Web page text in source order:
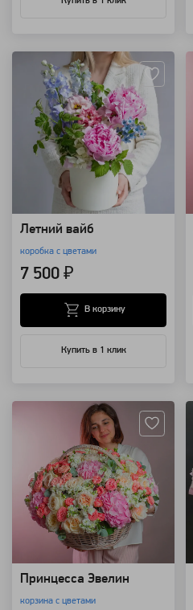
Летний вайб
коробка с цветами
7 500 ₽
Купить в 1 клик
В корзину
Принцесса Эвелин
корзина с цветами